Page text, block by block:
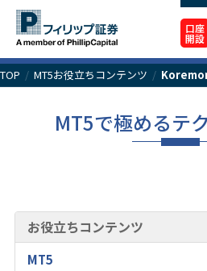
口座
開設
TOP / MT5お役立ちコンテンツ /
MT5で極めるテ
お役立ちコンテンツ
MT5